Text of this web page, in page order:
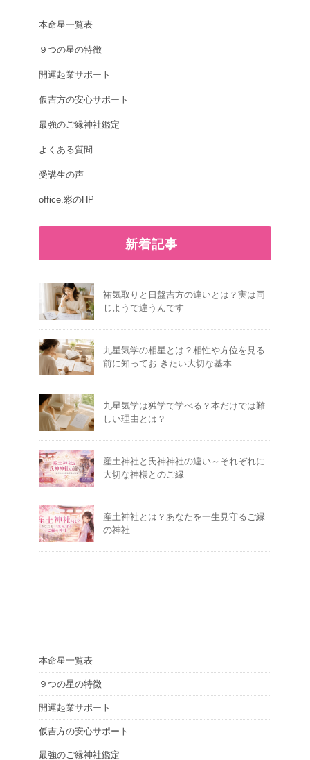
本命星一覧表
９つの星の特徴
開運起業サポート
仮吉方の安心サポート
最強のご縁神社鑑定
よくある質問
受講生の声
office.彩のHP
新着記事
祐気取りと日盤吉方の違いとは？実は同
じようで違うんです
九星気学の相星とは？相性や方位を見る
前に知ってお きたい大切な基本
九星気学は独学で学べる？本だけでは難
しい理由とは？
産土神社と氏神神社の違い～それぞれに
大切な神様とのご縁
産土神社とは？あなたを一生見守るご縁
の神社
本命星一覧表
９つの星の特徴
開運起業サポート
仮吉方の安心サポート
最強のご縁神社鑑定